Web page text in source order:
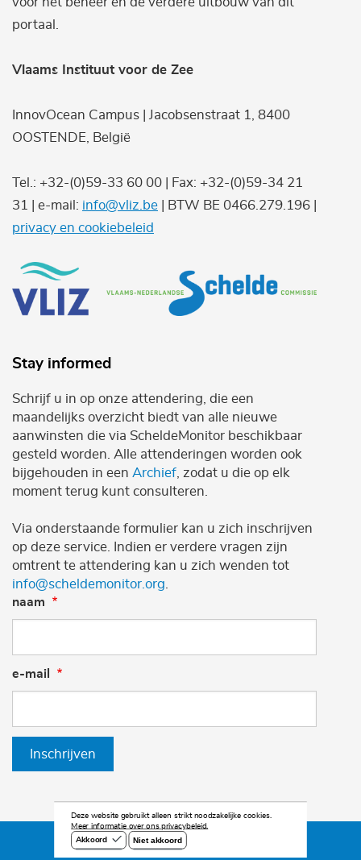
portaal.
Vlaams Instituut voor de Zee
InnovOcean Campus | Jacobsenstraat 1, 8400
OOSTENDE, België
Tel.: +32-(0)59-33 60 00 | Fax: +32-(0)59-34 21
31 | e-mail: info@vliz.be | BTW BE 0466.279.196 |
privacy en cookiebeleid
Stay informed
Schrijf u in op onze attendering, die een
maandelijks overzicht biedt van alle nieuwe
aanwinsten die via ScheldeMonitor beschikbaar
gesteld worden. Alle attenderingen worden ook
bijgehouden in een Archief , zodat u die op elk
moment terug kunt consulteren.
Via onderstaande formulier kan u zich inschrijven
op deze service. Indien er verdere vragen zijn
omtrent te attendering kan u zich wenden tot
info@scheldemonitor.org
naam
e-mail
Inschrijven
©2026 Scheldemonitor
Deze website gebruikt alleen strikt noodzakelijke cookies.
Meer informatie over ons privacybeleid.
Akkoord
Niet akkoord